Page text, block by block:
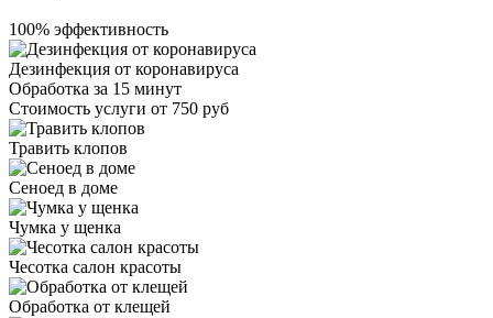
100% эффективность
Дезинфекция от коронавируса
Обработка за 15 минут
Стоимость услуги от 750 руб
Травить клопов
Сеноед в доме
Чумка у щенка
Чесотка салон красоты
Обработка от клещей